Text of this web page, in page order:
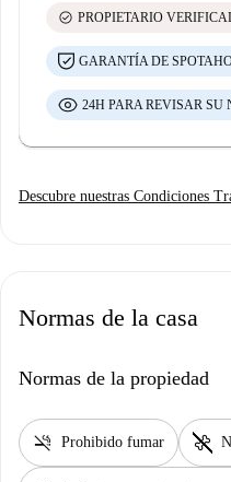
check_circle PROPIETARIO
GARANTÍA DE
24H PARA REVISAR SU
Descubre nuestras Condiciones
Normas de la casa
Normas de la propiedad
smoke_free Prohibido fumar pet_supplies